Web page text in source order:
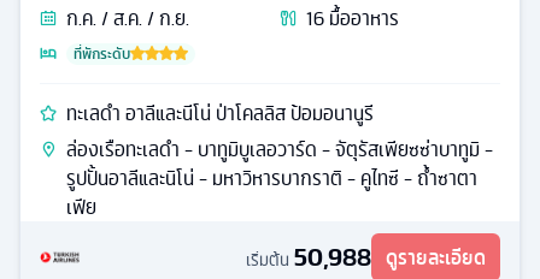
ก.ค. / ส.ค. / ก.ย.
16มื้ออาหาร
ที่พักระดับ
ทะเลดำ อาลีและนีโน่ ป่าโคลลิส ป้อมอนานูรี
ล่องเรือทะเลดำ - บาทูมิบูเลอวาร์ด - จัตุรัสเพียซซ่าบาทูมิ -
รูปปั้นอาลีและนิโน่ - มหาวิหารบากราติ - คูไทซี - ถ้ำซาตา
เฟีย
เริ่มต้น 50,988 ดูรายละเอียด